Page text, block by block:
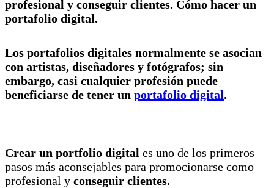
profesional y conseguir clientes. Cómo hacer un
portafolio digital.
Los portafolios digitales normalmente se asocian
con artistas, diseñadores y fotógrafos; sin
embargo, casi cualquier profesión puede
beneficiarse de tener un portafolio digital.
Crear un portfolio digital es uno de los primeros
pasos más aconsejables para promocionarse como
profesional y conseguir clientes.